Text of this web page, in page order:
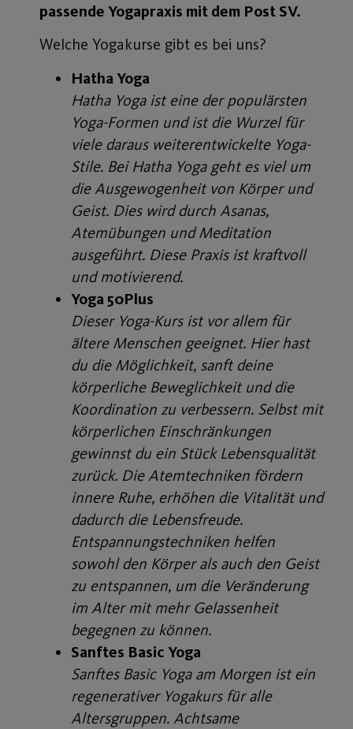
passende Yogapraxis mit dem Post SV.
Welche Yogakurse gibt es bei uns?
Hatha Yoga
Hatha Yoga ist eine der populärsten
Yoga-Formen und ist die Wurzel für
viele daraus weiterentwickelte Yoga-
Stile. Bei Hatha Yoga geht es viel um
die Ausgewogenheit von Körper und
Geist. Dies wird durch Asanas,
Atemübungen und Meditation
ausgeführt. Diese Praxis ist kraftvoll
und motivierend.
Yoga 50Plus
Dieser Yoga-Kurs ist vor allem für
ältere Menschen geeignet. Hier hast
du die Möglichkeit, sanft deine
körperliche Beweglichkeit und die
Koordination zu verbessern. Selbst mit
körperlichen Einschränkungen
gewinnst du ein Stück Lebensqualität
zurück. Die Atemtechniken fördern
innere Ruhe, erhöhen die Vitalität und
dadurch die Lebensfreude.
Entspannungstechniken helfen
sowohl den Körper als auch den Geist
zu entspannen, um die Veränderung
im Alter mit mehr Gelassenheit
begegnen zu können.
Sanftes Basic Yoga
Sanftes Basic Yoga am Morgen ist ein
regenerativer Yogakurs für alle
Altersgruppen. Achtsame